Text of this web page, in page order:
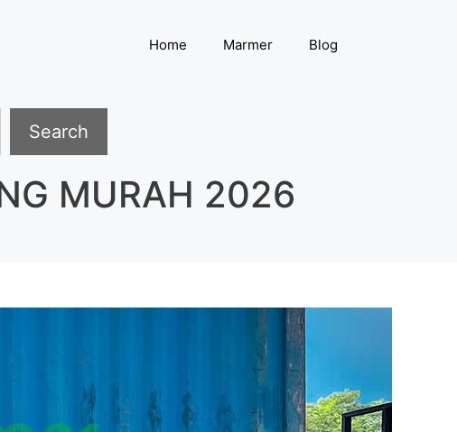
Home Marmer Blog
Search
MURAH 2026